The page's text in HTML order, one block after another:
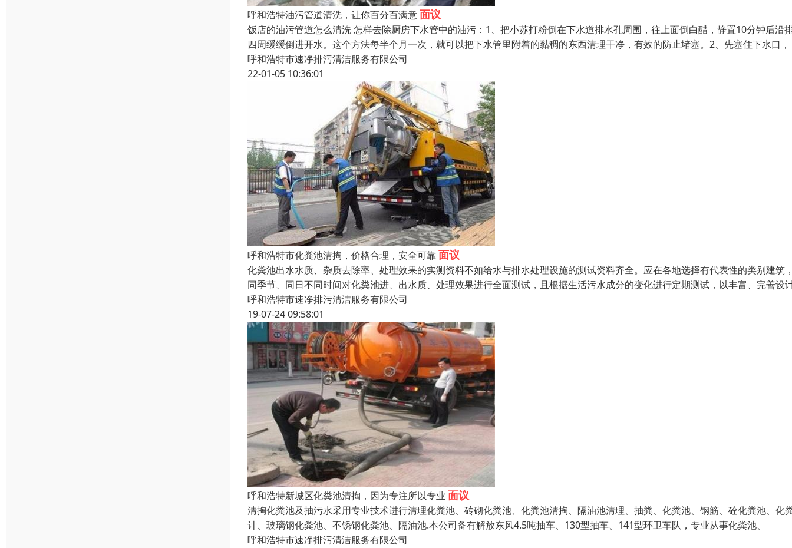
呼和浩特油污管道清洗，让你百分百满意面议
饭店的油污管道怎么清洗 怎样去除厨房下水管中的油污：1、把小苏打粉倒在下水道排水孔周围，往上面倒白醋，静置10分钟后沿
四周缓缓倒进开水。这个方法每半个月一次，就可以把下水管里附着的黏稠的东西清理干净，有效的防止堵塞。2、先塞住下水口，
呼和浩特市速净排污清洁服务有限公司
22-01-05 10:36:01
呼和浩特市化粪池清掏，价格合理，安全可靠面议
化粪池出水水质、杂质去除率、处理效果的实测资料不如给水与排水处理设施的测试资料齐全。应在各地选择有代表性的类别建筑
同季节、同日不同时间对化粪池进、出水质、处理效果进行全面测试，且根据生活污水成分的变化进行定期测试，以丰富、完善设
呼和浩特市速净排污清洁服务有限公司
19-07-24 09:58:01
呼和浩特新城区化粪池清掏，因为专注所以专业 面议
清掏化粪池及抽污水采用专业技术进行清理化粪池、砖砌化粪池、化粪池清掏、隔油池清理、抽粪、化粪池、钢筋、砼化粪池、化
计、玻璃钢化粪池、不锈钢化粪池、隔油池.本公司备有解放东风4.5吨抽车、130型抽车、141型环卫车队，专业从事化粪池、
呼和浩特市速净排污清洁服务有限公司